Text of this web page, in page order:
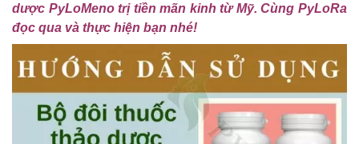
dược PyLoMeno trị tiền mãn kinh từ Mỹ. Cùng PyLoRa
đọc qua và thực hiện bạn nhé!